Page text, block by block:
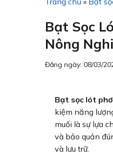
Bạt Sọc
Nông
Đăng ngày: 08/03/
Bạt sọc lót
kiệm năng
muối là sự lựa
và bảo quản
và lưu trữ.